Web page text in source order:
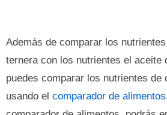
Además de comparar los
ternera con los nutrientes el aceite
puedes comparar los nutrientes de
usando el comparador de alimentos